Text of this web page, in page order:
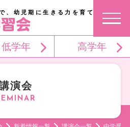
、幼児期に生きる力を育てる。
低学年 高学年
演会